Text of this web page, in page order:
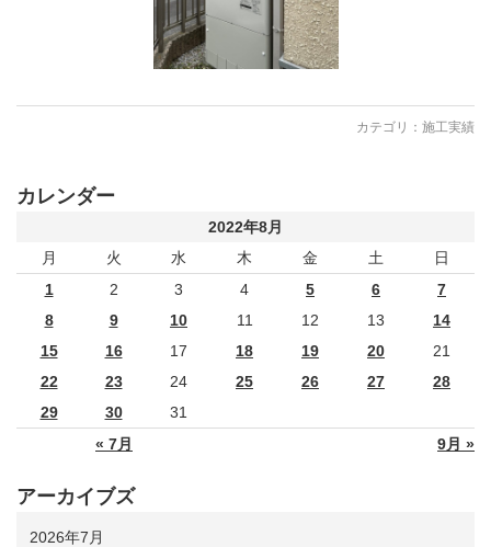
カテゴリ： 施工実績
カレンダー
2022年8月
月
火 水 木 金 土 日
« 7月 9月 »
1 2 3 4 5 6
7
8
9 10 11 12 13
14
15
16 17 18 19 20
21
22
23 24 25 26 27
28
29
30 31
アーカイブズ
2026年7月